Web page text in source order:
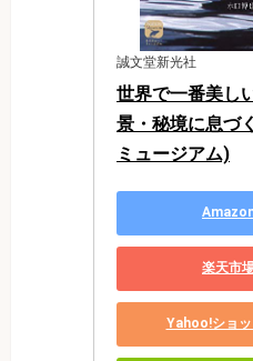
誠文堂新光社
世界で一番美し
景・秘境に息づ
ミュージアム)
楽天市
Yahoo!ショ